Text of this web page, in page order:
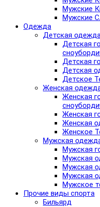
Мужские
Мужские
Одежда
Детская
Детская
Детская
Детская
Детское
Женская
Женская
Женская
Женская
Женское
Мужская
Мужская
Мужская
Мужская
Мужская
Мужское
Прочие виды спорта
Бильярд